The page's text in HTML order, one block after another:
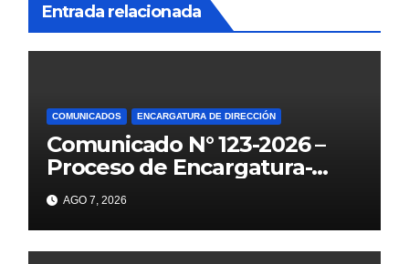
Entrada relacionada
COMUNICADOS ENCARGATURA DE DIRECCIÓN
Comunicado N° 123-2026 –
Proceso de Encargatura-
2026
AGO 7, 2026